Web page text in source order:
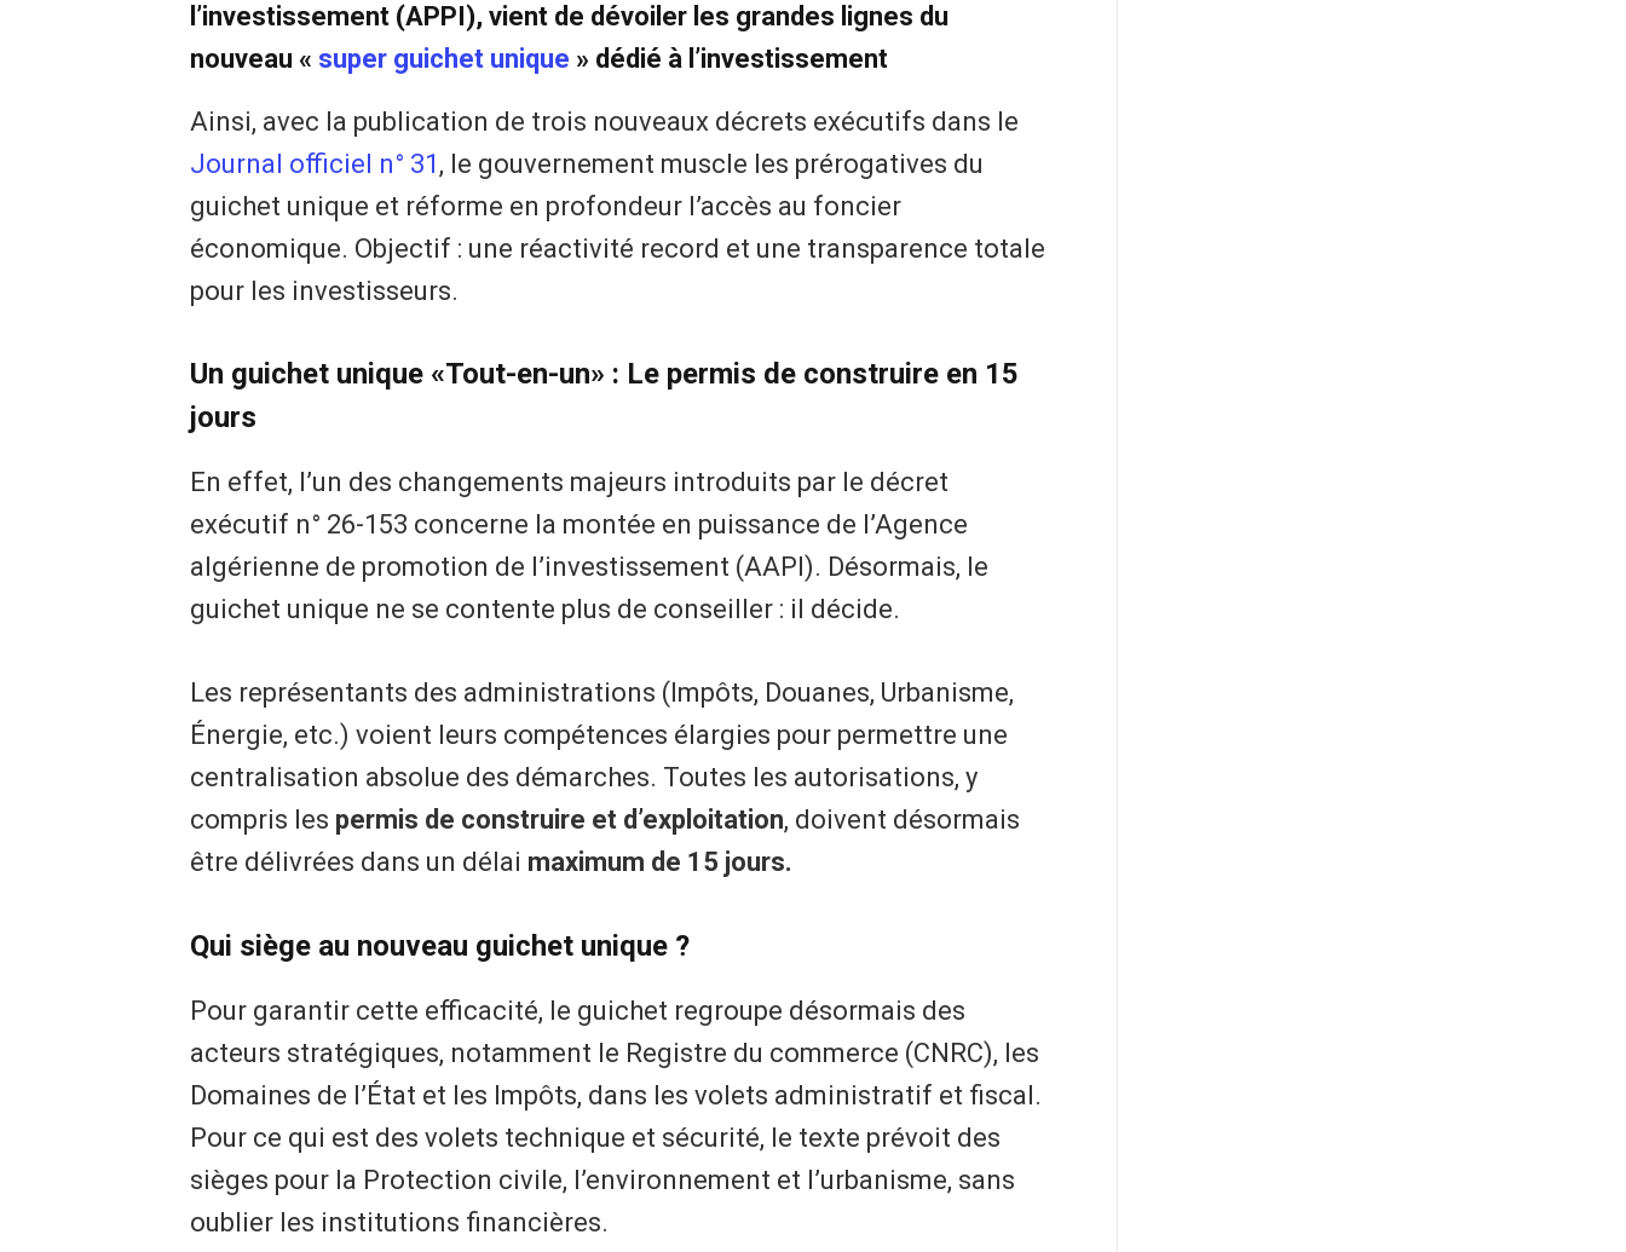
l’investissement (APPI), vient de dévoiler les grandes lignes du
nouveau « super guichet unique » dédié à l’investissement
Ainsi, avec la publication de trois nouveaux décrets exécutifs dans le
Journal officiel n° 31 , le gouvernement muscle les prérogatives du
guichet unique et réforme en profondeur l’accès au foncier
économique. Objectif : une réactivité record et une transparence totale
pour les investisseurs.
Un guichet unique «Tout-en-un» : Le permis de construire en 15
jours
En effet, l’un des changements majeurs introduits par le décret
exécutif n° 26-153 concerne la montée en puissance de l’Agence
algérienne de promotion de l’investissement (AAPI). Désormais, le
guichet unique ne se contente plus de conseiller : il décide.
Les représentants des administrations (Impôts, Douanes, Urbanisme,
Énergie, etc.) voient leurs compétences élargies pour permettre une
centralisation absolue des démarches. Toutes les autorisations, y
compris les permis de construire et d’exploitation, doivent désormais
être délivrées dans un délai maximum de 15 jours.
Qui siège au nouveau guichet unique ?
Pour garantir cette efficacité, le guichet regroupe désormais des
acteurs stratégiques, notamment le Registre du commerce (CNRC), les
Domaines de l’État et les Impôts, dans les volets administratif et fiscal.
Pour ce qui est des volets technique et sécurité, le texte prévoit des
sièges pour la Protection civile, l’environnement et l’urbanisme, sans
oublier les institutions financières.